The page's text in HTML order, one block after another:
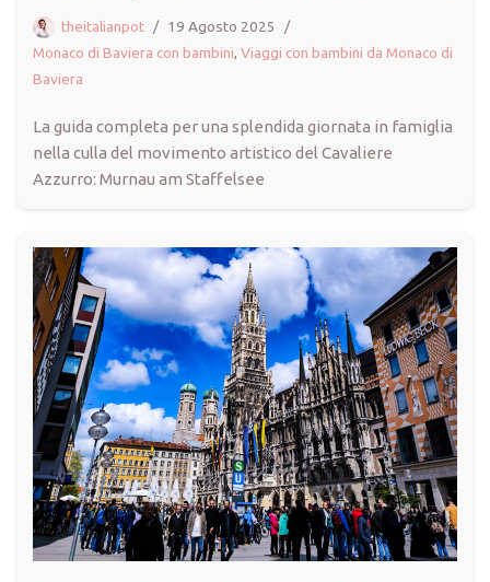
theitalianpot
19 Agosto 2025
Monaco di Baviera con bambini, Viaggi con bambini da Monaco di
Baviera
La guida completa per una splendida giornata in famiglia
nella culla del movimento artistico del Cavaliere
Azzurro: Murnau am Staffelsee